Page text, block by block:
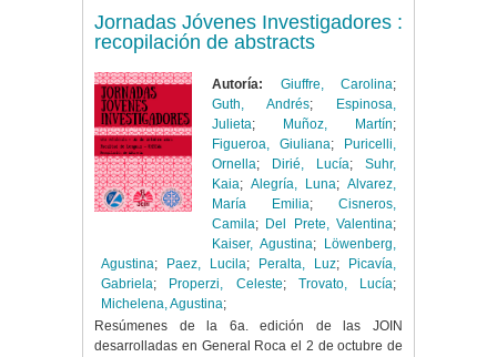
Jornadas Jóvenes Investigadores :
recopilación de abstracts
Autoría: Giuffre, Carolina;
Guth, Andrés;
Espinosa,
Julieta; Muñoz, Martín;
Figueroa, Giuliana;
Puricelli,
Ornella; Dirié, Lucía;Suhr,
Kaia; Alegría, Luna;Alvarez,
María Emilia; Cisneros,
Camila; Del Prete, Valentina;
Kaiser, Agustina;
Löwenberg,
Agustina; Paez, Lucila; Peralta, Luz;
Picavía,
Gabriela; Properzi, Celeste; Trovato, Lucía;
Michelena, Agustina;
Resúmenes de la 6a. edición de las JOIN
desarrolladas en General Roca el 2 de octubre de